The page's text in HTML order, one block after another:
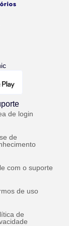
de login
de
com o suporte
de uso
de